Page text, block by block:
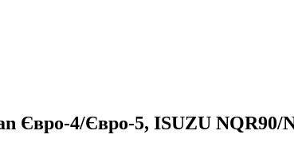
Євро-4/Євро-5, ISUZU NQR90/